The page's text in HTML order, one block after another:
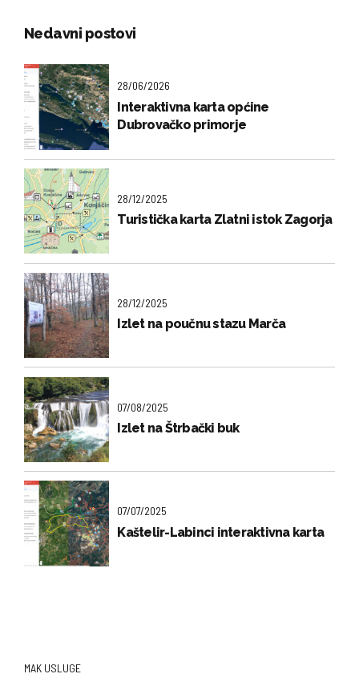
Nedavni postovi
28/06/2026
Interaktivna karta općine
Dubrovačko primorje
28/12/2025
Turistička karta Zlatni istok Zagorja
28/12/2025
Izlet na poučnu stazu Marča
07/08/2025
Izlet na Štrbački buk
07/07/2025
Kaštelir-Labinci interaktivna karta
MAK USLUGE